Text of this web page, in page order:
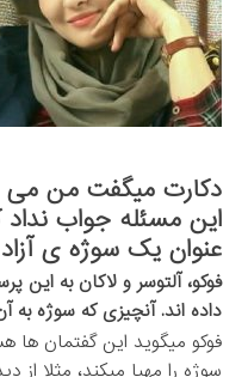
دکارت میگفت من می
این مسئله جواب نداد
عنوان یک سوژه ی
فوکو، آلتوسر و لاکان به
داده اند. آنچیزی که سوژه
فوکو میگوید این گفتمان ها
سوژه را مهیا میکند، مثلا از